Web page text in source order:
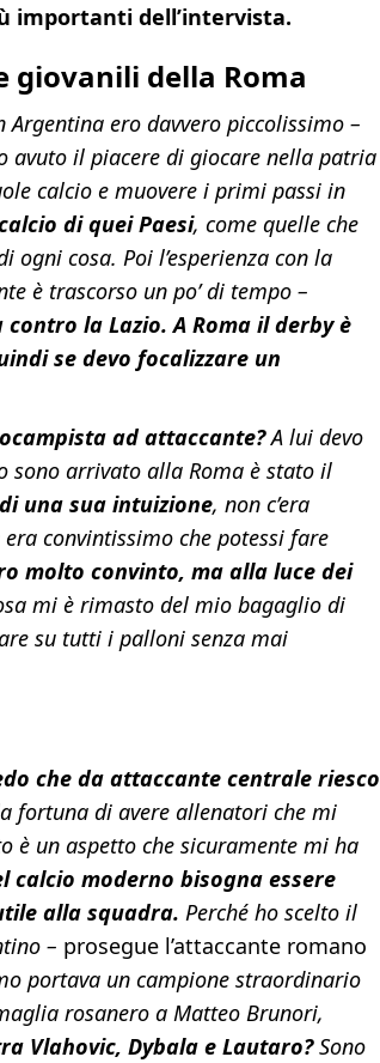
importanti dell’intervista.
giovanili della Roma
ero davvero piccolissimo –
avuto il piacere di giocare nella patria
calcio e muovere i primi passi in
di quei Paesi, come quelle che
cosa. Poi l’esperienza con la
è trascorso un po’ di tempo –
la Lazio. A Roma il derby è
se devo focalizzare un
ad attaccante?A lui devo
sono arrivato alla Roma è stato il
una sua intuizione, non c’era
convintissimo che potessi fare
molto convinto, ma alla luce dei
mi è rimasto del mio bagaglio di
su tutti i palloni senza mai
che da attaccante centrale riesco
fortuna di avere allenatori che mi
è un aspetto che sicuramente mi ha
calcio moderno bisogna essere
alla squadra. Perché ho scelto il
– prosegue l’attaccante romano
portava un campione straordinario
rosanero a Matteo Brunori,
Vlahovic, Dybala e Lautaro?Sono